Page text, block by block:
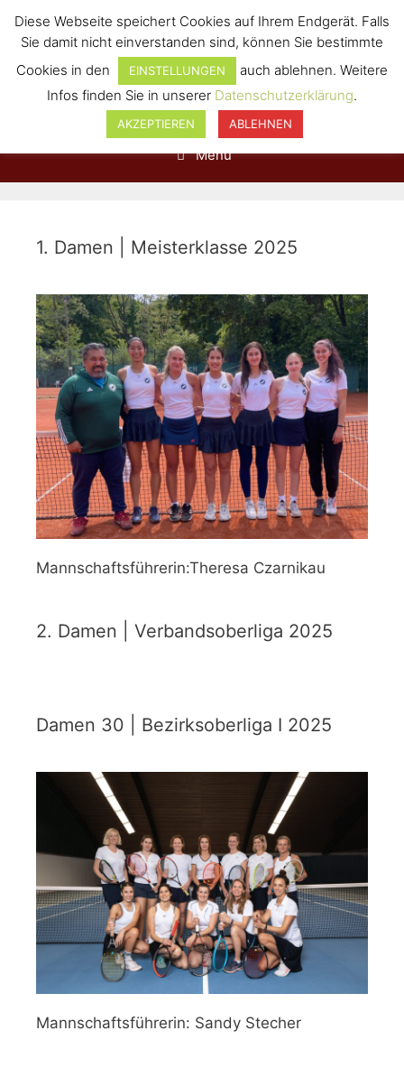
Menü
1. Damen | Meisterklasse 2025
Mannschaftsführerin:Theresa Czarnikau
2. Damen | Verbandsoberliga 2025
Damen 30 | Bezirksoberliga I 2025
Mannschaftsführerin: Sandy Stecher
Diese Webseite speichert Cookies auf Ihrem Endgerät. Falls
Sie damit nicht einverstanden sind, können Sie bestimmte
Cookies in den
EINSTELLUNGEN
auch ablehnen. Weitere
Infos finden Sie in unserer Datenschutzerklärung.
AKZEPTIEREN ABLEHNEN